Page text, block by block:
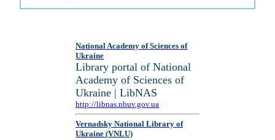
National Academy of Sciences of
Ukraine
Library portal of National
Academy of Sciences of
Ukraine | LibNAS
http://libnas.nbuv.gov.ua
Vernadsky National Library of
Ukraine (VNLU)